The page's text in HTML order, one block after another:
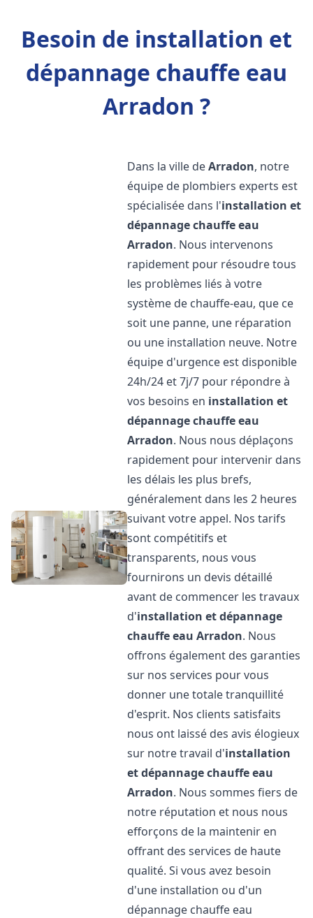
Besoin de installation et
dépannage chauffe eau
Arradon ?
Dans la ville deArradon, notre
équipe de plombiers experts est
spécialisée dans l'installation et
dépannage chauffe eau
Arradon. Nous intervenons
rapidement pour résoudre tous
les problèmes liés à votre
système de chauffe-eau, que ce
soit une panne, une réparation
ou une installation neuve. Notre
équipe d'urgence est disponible
24h/24 et 7j/7 pour répondre à
vos besoins en installation et
dépannage chauffe eau
Arradon. Nous nous déplaçons
rapidement pour intervenir dans
les délais les plus brefs,
généralement dans les 2 heures
suivant votre appel. Nos tarifs
sont compétitifs et
transparents, nous vous
fournirons un devis détaillé
avant de commencer les travaux
d'installation et dépannage
chauffe eau Arradon. Nous
offrons également des garanties
sur nos services pour vous
donner une totale tranquillité
d'esprit. Nos clients satisfaits
nous ont laissé des avis élogieux
sur notre travail d'installation
et dépannage chauffe eau
Arradon. Nous sommes fiers de
notre réputation et nous nous
efforçons de la maintenir en
offrant des services de haute
qualité. Si vous avez besoin
d'une installation ou d'un
dépannage chauffe eau